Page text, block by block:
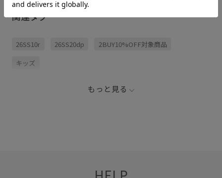
関連タグ
26SS10r 26SS20dp 2BUY10%OFF対象商品
キッズ
もっと見る